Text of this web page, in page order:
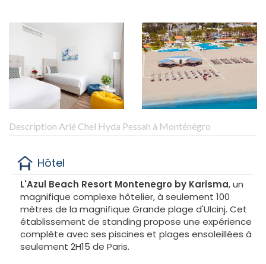
Description Arié Chel Hyda Pessah à Monténégro
Hôtel
L'Azul Beach Resort Montenegro by Karisma, un
magnifique complexe hôtelier, à seulement 100
mètres de la magnifique Grande plage d'Ulcinj. Cet
établissement de standing propose une expérience
complète avec ses piscines et plages ensoleillées à
seulement 2H15 de Paris.